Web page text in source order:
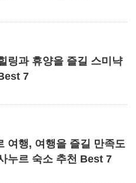
링과 휴양을 즐길 스미냑
7
여행, 여행을 즐길 만족도
누르 숙소 추천 Best 7